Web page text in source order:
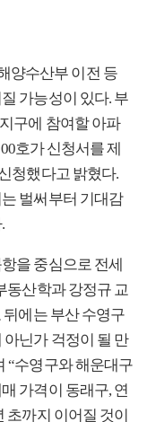
양수산부 이전 등
가능성이 있다. 부
구에 참여할 아파
호가 신청서를 제
청했다고 밝혔다.
벌써부터 기대감
을 중심으로 전세
동산학과 강정규 교
뒤에는 부산 수영구
닌가 걱정이 될 만
“수영구와 해운대구
가격이 동래구, 연
초까지 이어질 것이